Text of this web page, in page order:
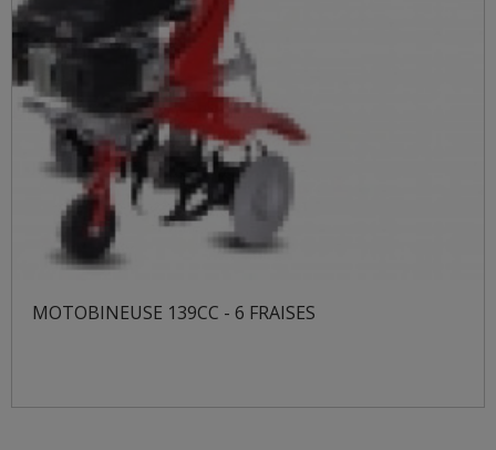
MOTOBINEUSE 139CC - 6 FRAISES